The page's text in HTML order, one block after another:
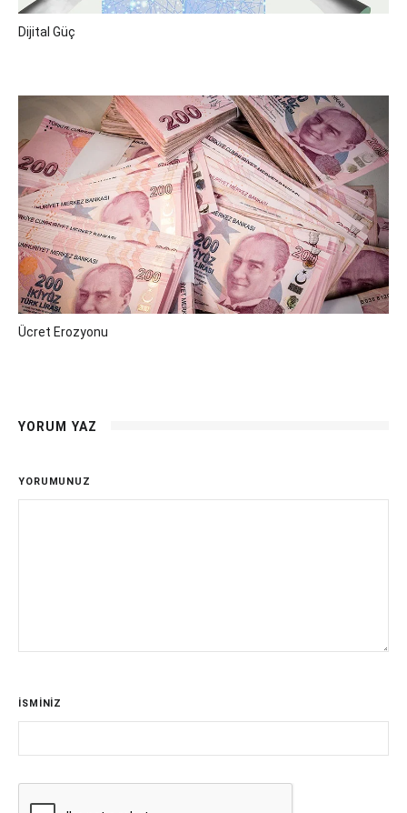
Dijital Güç
Ücret Erozyonu
YORUM YAZ
YORUMUNUZ
İSMİNİZ